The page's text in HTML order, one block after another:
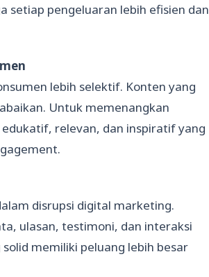
setiap pengeluaran lebih efisien dan
lebih selektif. Konten yang
Untuk memenangkan
relevan, dan inspiratif yang
disrupsi digital marketing.
ulasan, testimoni, dan interaksi
memiliki peluang lebih besar